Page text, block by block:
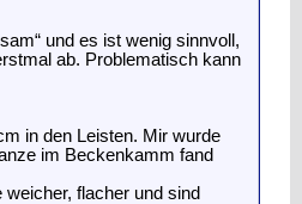
und es ist wenig sinnvoll,
ab. Problematisch kann
in den Leisten. Mir wurde
im Beckenkamm fand
flacher und sind